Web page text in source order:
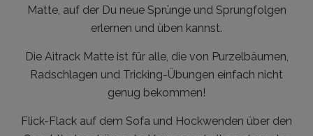
Matte, auf der Du neue Sprünge und Sprungfolgen
erlernen und üben kannst.
Die Aitrack Matte ist für alle, die von Purzelbäumen,
Radschlagen und Tricking-Übungen einfach nicht
genug bekommen!
Flick-Flack auf dem Sofa und Hockwenden über den